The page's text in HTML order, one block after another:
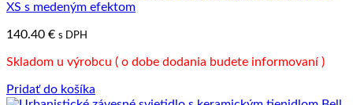
XS s medeným efektom
140.40 € s DPH
Skladom u výrobcu ( o dobe dodania budete informovaní )
Pridať do košíka